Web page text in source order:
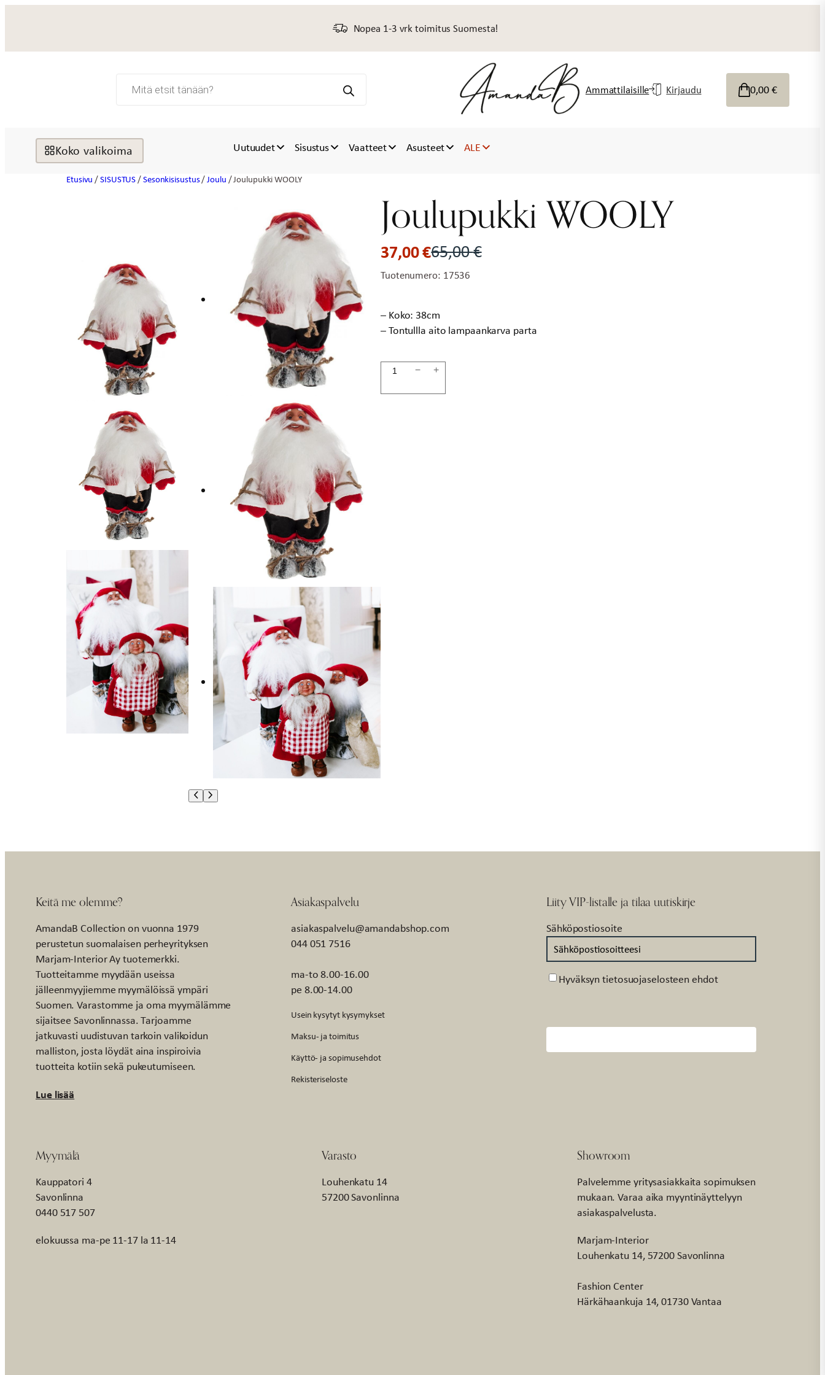
Nopea 1-3 vrk toimitus Suomesta!
search Ammattilaisille Kirjaudu 0,00€
Koko valikoima Uutuudet Sisustus Vaatteet Asusteet ALE
Etusivu /SISUSTUS/Sesonkisisustus/Joulu / Joulupukki WOOLY
Joulupukki WOOLY
65,00€
Alkuperäinen
hinta
65,00 €.
37,00€
Nykyinen
hinta
37,00 €.
Tuotenumero: 17536
– Koko: 38cm
– Tontullla aito lampaankarva parta
Joulupukki
− +
Keitä me olemme?
AmandaB Collection on vuonna 1979
perustetun suomalaisen perheyrityksen
Marjam-Interior Ay tuotemerkki.
Tuotteitamme myydään useissa
jälleenmyyjiemme myymälöissä ympäri
Suomen. Varastomme ja oma myymälämme
sijaitsee Savonlinnassa. Tarjoamme
jatkuvasti uudistuvan tarkoin valikoidun
malliston, josta löydät aina inspiroivia
tuotteita kotiin sekä pukeutumiseen.
Lue lisää
Asiakaspalvelu
asiakaspalvelu@amandabshop.com
044 051 7516
ma-to 8.00-16.00
pe 8.00-14.00
Usein kysytyt kysymykset
Maksu- ja toimitus
Käyttö- ja sopimusehdot
Rekisteriseloste
Liity VIP-listalle ja tilaa uutiskirje
Sähköpostiosoite
Suostumus
Hyväksyn tietosuojaselosteen ehdot
Myymälä
Kauppatori 4
Savonlinna
0440 517 507
elokuussa ma-pe 11-17 la 11-14
Varasto
Louhenkatu 14
57200 Savonlinna
Showroom
Palvelemme yritysasiakkaita sopimuksen
mukaan. Varaa aika myyntinäyttelyyn
asiakaspalvelusta.
Marjam-Interior
Louhenkatu 14, 57200 Savonlinna
Fashion Center
Härkähaankuja 14, 01730 Vantaa